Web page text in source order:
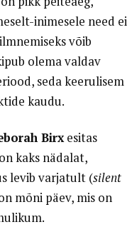
inimesele need ei
võib
olema valdav
seda keerulisem
kaudu.
Birxesitas
kaks nädalat,
levib varjatult (silent
mõni päev, mis on